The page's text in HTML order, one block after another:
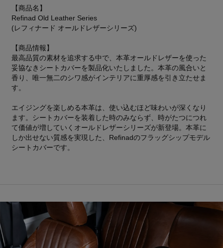
【商品名】
Refinad Old Leather Series
(レフィナード オールドレザーシリーズ)
【商品情報】
最高品質の素材を追求する中で、本革オールドレザーを使った
妥協なきシートカバーを製品化いたしました。本革の風合いと
香り、唯一無二のシワ感がインテリアに重厚感を引き立たせま
す。
エイジングを楽しめる本革は、使い込むほど味わいが深くなり
ます。シートカバーを装着した時のみならず、時がたつにつれ
て価値が増していくオールドレザーシリーズが新登場。本革に
しか出せない質感を実現した、Refinadのフラッグシップモデル
シートカバーです。